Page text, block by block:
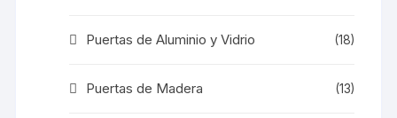
Puertas de Aluminio y Vidrio (18)
Puertas de Madera (13)